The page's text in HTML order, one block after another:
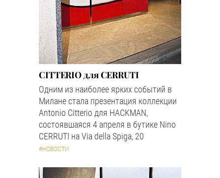
CITTERIO для CERRUTI
Одним из наиболее ярких событий в
Милане стала презентация коллекции
Antonio Citterio для HACKMAN,
состоявшаяся 4 апреля в бутике Nino
CERRUTI на Via della Spiga, 20
#НОВОСТИ